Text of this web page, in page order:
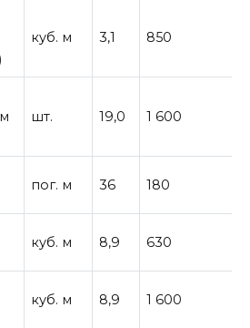
куб. м 3,1 850
шт. 19,0 1 600
пог. м 36 180
куб. м 8,9 630
куб. м 8,9 1 600